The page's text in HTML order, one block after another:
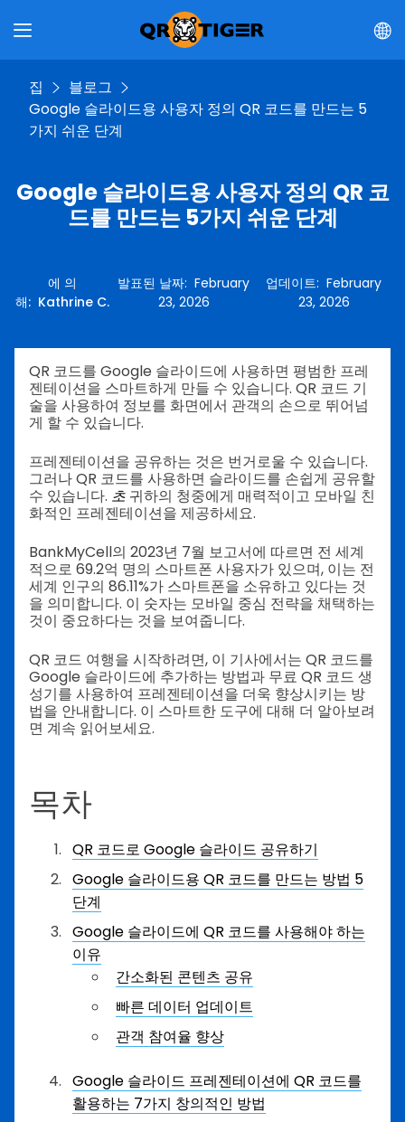
집
블로그
Google 슬라이드용 사용자 정의 QR 코드를 만드는 5
가지 쉬운 단계
Google 슬라이드용 사용자 정의 QR 코
드를 만드는 5가지 쉬운 단계
에 의
해: Kathrine C.
발표된 날짜:February
23, 2026
업데이트:February
23, 2026
QR 코드를 Google 슬라이드에 사용하면 평범한 프레
젠테이션을 스마트하게 만들 수 있습니다. QR 코드 기
술을 사용하여 정보를 화면에서 관객의 손으로 뛰어넘
게 할 수 있습니다.
프레젠테이션을 공유하는 것은 번거로울 수 있습니다.
그러나 QR 코드를 사용하면 슬라이드를 손쉽게 공유할
수 있습니다. 초 귀하의 청중에게 매력적이고 모바일 친
화적인 프레젠테이션을 제공하세요.
BankMyCell의 2023년 7월 보고서에 따르면 전 세계
적으로 69.2억 명의 스마트폰 사용자가 있으며, 이는 전
세계 인구의 86.11%가 스마트폰을 소유하고 있다는 것
을 의미합니다. 이 숫자는 모바일 중심 전략을 채택하는
것이 중요하다는 것을 보여줍니다.
QR 코드 여행을 시작하려면, 이 기사에서는 QR 코드를
Google 슬라이드에 추가하는 방법과 무료 QR 코드 생
성기를 사용하여 프레젠테이션을 더욱 향상시키는 방
법을 안내합니다. 이 스마트한 도구에 대해 더 알아보려
면 계속 읽어보세요.
목차
QR 코드로 Google 슬라이드 공유하기
Google 슬라이드용 QR 코드를 만드는 방법 5
단계
Google 슬라이드에 QR 코드를 사용해야 하는
이유
간소화된 콘텐츠 공유
빠른 데이터 업데이트
관객 참여율 향상
Google 슬라이드 프레젠테이션에 QR 코드를
활용하는 7가지 창의적인 방법